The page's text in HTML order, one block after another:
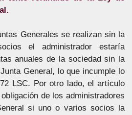
Generales se realizan sin la
el administrador estaría
anuales de la sociedad sin la
General, lo que incumple lo
LSC. Por otro lado, el artículo
de los administradores
si uno o varios socios la